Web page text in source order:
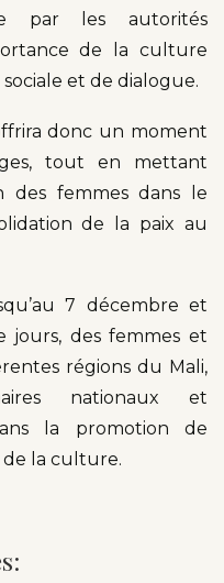
par les autorités
de la culture
et de dialogue.
donc un moment
tout en mettant
des femmes dans le
de la paix au
7 décembre et
jours, des femmes et
régions du Mali,
nationaux et
la promotion de
de la culture.